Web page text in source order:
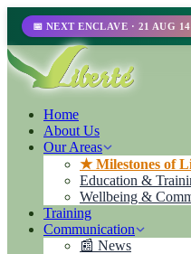
📅 NEXT ENCLAVE · 21 AUG
Home
About Us
Our Areas
★ Milestones of
Education &
Wellbeing &
Training
Communication
📰 News